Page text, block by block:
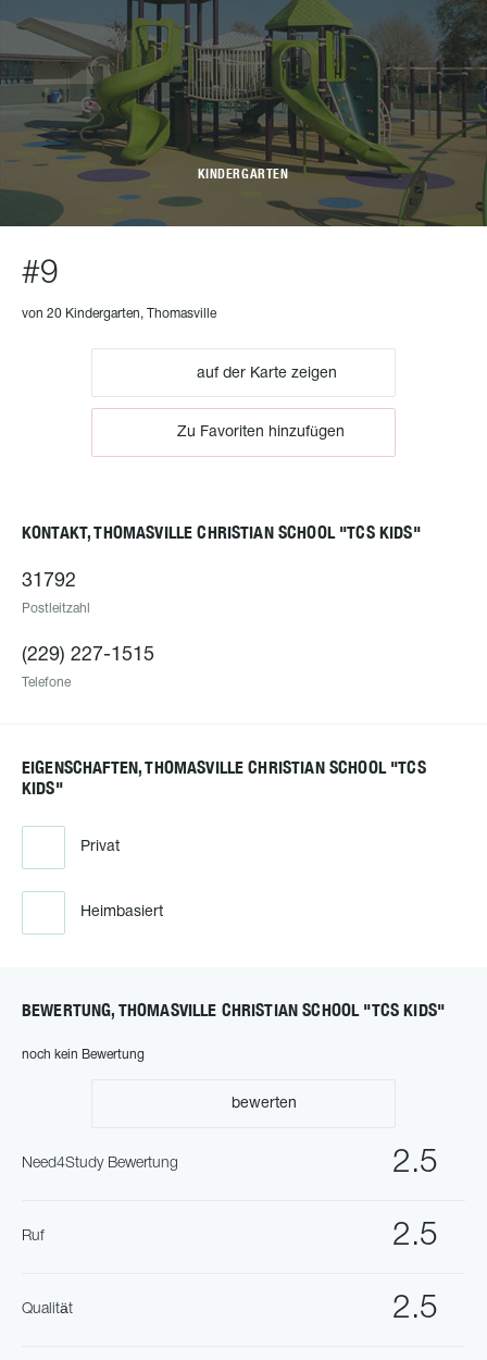
KINDERGARTEN
#9
von 20 Kindergarten, Thomasville
auf der Karte zeigen
Zu Favoriten hinzufügen
KONTAKT, THOMASVILLE CHRISTIAN SCHOOL "TCS KIDS"
31792
Postleitzahl
(229) 227-1515
Telefone
EIGENSCHAFTEN, THOMASVILLE CHRISTIAN SCHOOL "TCS
KIDS"
Privat
Heimbasiert
BEWERTUNG, THOMASVILLE CHRISTIAN SCHOOL "TCS KIDS"
noch kein Bewertung
bewerten
2.5
Need4Study Bewertung
2.5
Ruf
2.5
Qualität